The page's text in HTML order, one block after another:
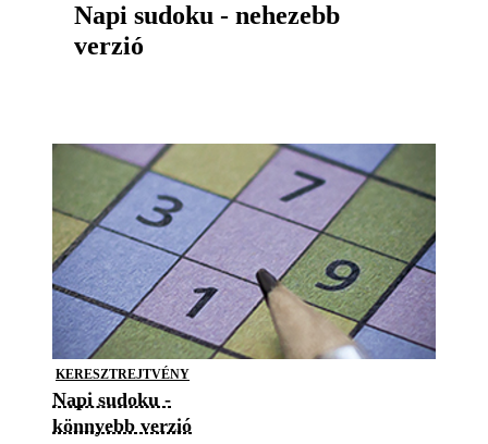
Napi sudoku - nehezebb
verzió
KERESZTREJTVÉNY
Napi sudoku -
könnyebb verzió